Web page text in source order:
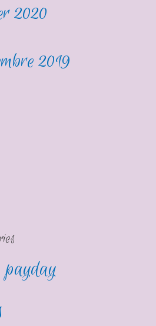
2020
2019
payday